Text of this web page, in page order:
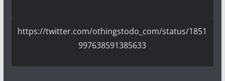
https://twitter.com/othingstodo_com/status/1851
997638591385633